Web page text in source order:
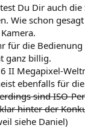
Du Dir auch die
Wie schon
für die
ganz billig.
II Megapixel-
ebenfalls für
sind ISO-
hinter der
siehe Daniel)